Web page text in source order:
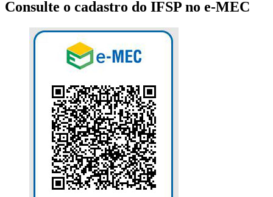
Consulte o cadastro do IFSP no e-MEC